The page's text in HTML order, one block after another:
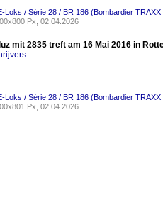
Loks / Série 28 / BR 186 (Bombardier TRAXX
Px, 02.04.2026
mit 2835 treft am 16 Mai 2016 in
Loks / Série 28 / BR 186 (Bombardier TRAXX
Px, 02.04.2026